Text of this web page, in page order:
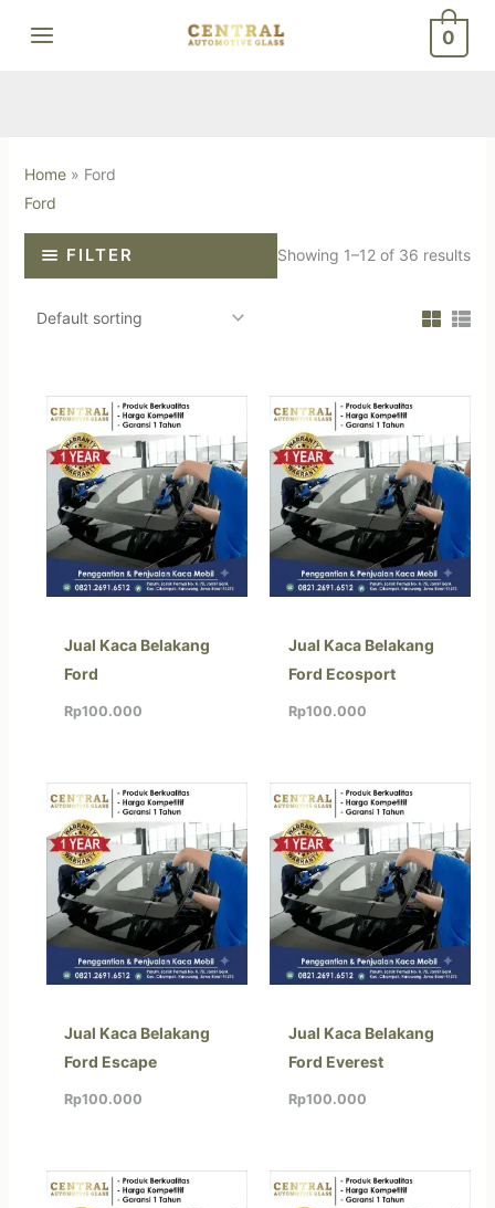
0
Home» Ford
Ford
FILTER Showing 1–12 of 36 results
Jual Kaca Belakang
Ford
Rp100.000
Jual Kaca Belakang
Ford Ecosport
Rp100.000
Jual Kaca Belakang
Ford Escape
Rp100.000
Jual Kaca Belakang
Ford Everest
Rp100.000